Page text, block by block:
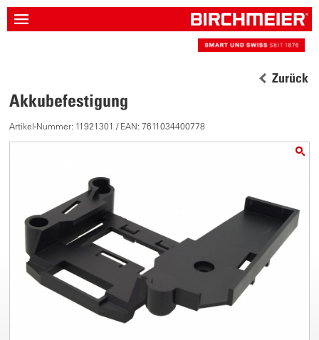
Zurück
Akkubefestigung
Artikel-Nummer: 11921301 / EAN: 7611034400778